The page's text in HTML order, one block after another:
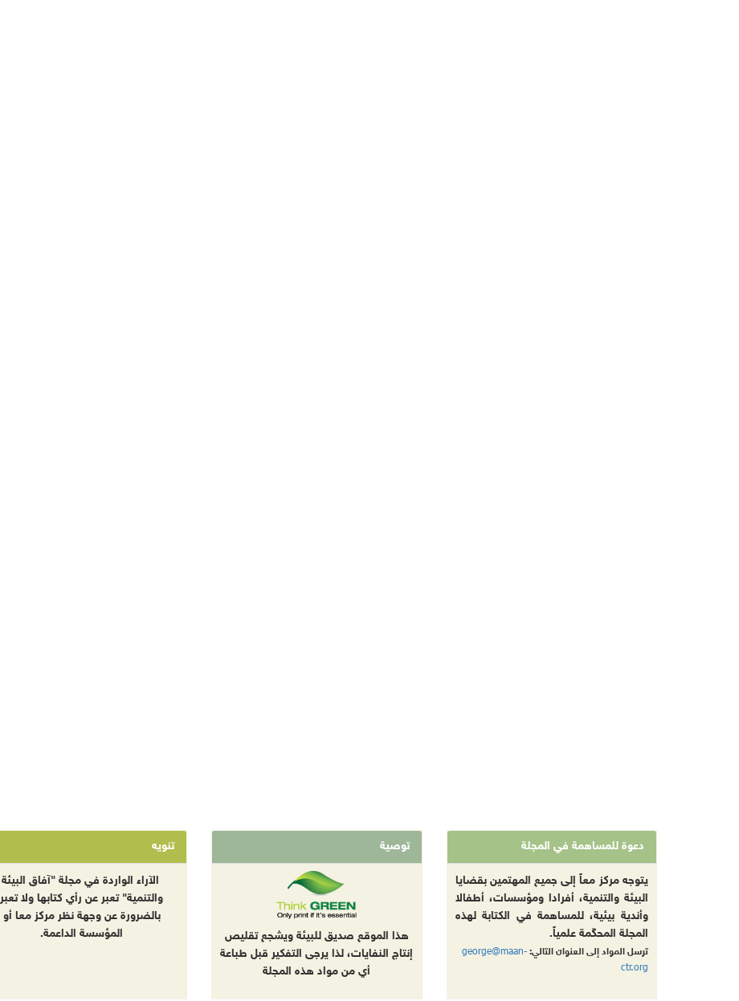
دعوة للمساهمة في المجلة
يتوجه مركز معاً إلى جميع المهتمين بقضايا
البيئة والتنمية، أفرادا ومؤسسات، أطفالا
وأندية بيئية، للمساهمة في الكتابة لهذه
المجلة المحكّمة علمياً.
ترسل المواد إلى العنوان التالي:george@maan-
ctr.org
توصية
هذا الموقع صديق للبيئة ويشجع تقليص
إنتاج النفايات، لذا يرجى التفكير قبل طباعة
أي من مواد هذه المجلة
تنويه
الآراء الواردة في مجلة "آفاق البيئة
والتنمية" تعبر عن رأي كتابها ولا تعبر
بالضرورة عن وجهة نظر مركز معا أو
المؤسسة الداعمة.